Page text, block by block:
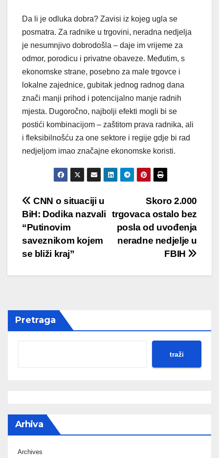
Da li je odluka dobra? Zavisi iz kojeg ugla se
posmatra. Za radnike u trgovini, neradna nedjelja
je nesumnjivo dobrodošla – daje im vrijeme za
odmor, porodicu i privatne obaveze. Međutim, s
ekonomske strane, posebno za male trgovce i
lokalne zajednice, gubitak jednog radnog dana
znači manji prihod i potencijalno manje radnih
mjesta. Dugoročno, najbolji efekti mogli bi se
postići kombinacijom – zaštitom prava radnika, ali
i fleksibilnošću za one sektore i regije gdje bi rad
nedjeljom imao značajne ekonomske koristi.
Post
navigation
Skoro 2.000
trgovaca ostalo bez
posla od uvođenja
neradne nedjelje u
FBIH
CNN o situaciji u
BiH: Dodika nazvali
“Putinovim
saveznikom kojem
se bliži kraj”
Pretraga
traži
Arhiva
Archives